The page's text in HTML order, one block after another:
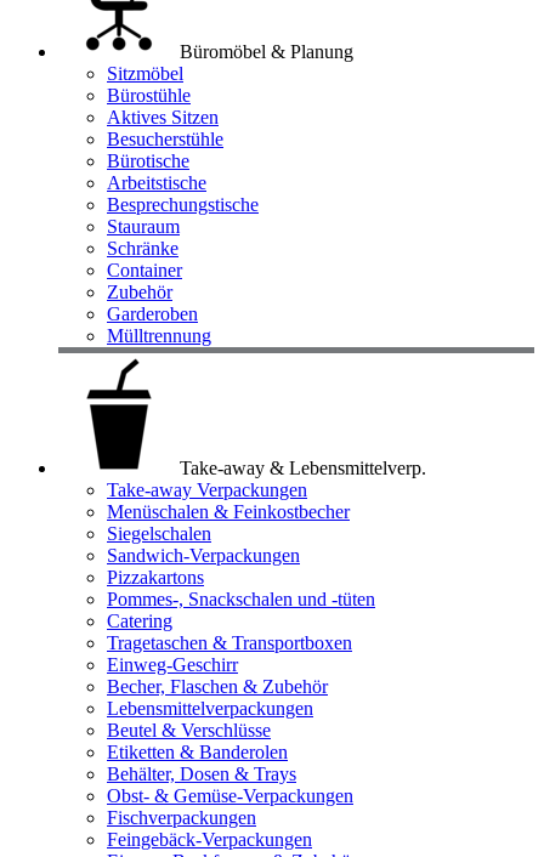
Büromöbel & Planung
Sitzmöbel
Bürostühle
Aktives Sitzen
Besucherstühle
Bürotische
Arbeitstische
Besprechungstische
Stauraum
Schränke
Container
Zubehör
Garderoben
Mülltrennung
Take-away & Lebensmittelverp.
Take-away Verpackungen
Menüschalen & Feinkostbecher
Siegelschalen
Sandwich-Verpackungen
Pizzakartons
Pommes-, Snackschalen und -tüten
Catering
Tragetaschen & Transportboxen
Einweg-Geschirr
Becher, Flaschen & Zubehör
Lebensmittelverpackungen
Beutel & Verschlüsse
Etiketten & Banderolen
Behälter, Dosen & Trays
Obst- & Gemüse-Verpackungen
Fischverpackungen
Feingebäck-Verpackungen